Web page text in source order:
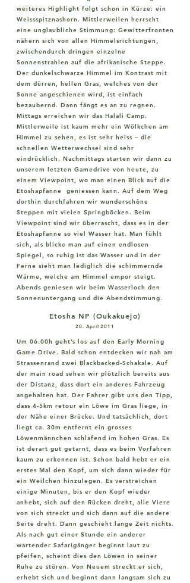
weiteres Highlight folgt schon in Kürze: ein
Weissspitznashorn. Mittlerweilen herrscht
eine unglaubliche Stimmung: Gewitterfronten
nähern sich von allen Himmelsrichtungen,
zwischendurch dringen einzelne
Sonnenstrahlen auf die afrikanische Steppe.
Der dunkelschwarze Himmel im Kontrast mit
dem dürren, hellen Gras, welches von der
Sonne angeschienen wird, ist einfach
bezaubernd. Dann fängt es an zu regnen.
Mittags erreichen wir das Halali Camp.
Mittlerweile ist kaum mehr ein Wölkchen am
Himmel zu sehen, es ist sehr heiss – die
schnellen Wetterwechsel sind sehr
eindrücklich. Nachmittags starten wir dann zu
unserem letzten Gamedrive von heute, zu
einem Viewpoint, wo man einen Blick auf die
Etoshapfanne geniessen kann. Auf dem Weg
dorthin durchfahren wir wunderschöne
Steppen mit vielen Springböcken. Beim
Viewpoint sind wir überrascht, dass es in der
Etoshapfanne so viel Wasser hat. Man fühlt
sich, als blicke man auf einen endlosen
Spiegel, so ruhig ist das Wasser und in der
Ferne sieht man lediglich die schimmernde
Wärme, welche am Himmel empor steigt.
Abends geniesen wir beim Wasserloch den
Sonnenuntergang und die Abendstimmung.
Etosha NP (Oukakuejo)
20. April 2011
Um 06.00h geht’s los auf den Early Morning
Game Drive. Bald schon entdecken wir nah am
Strassenrand zwei Blackbacked-Schakale. Auf
der main road sehen wir plötzlich bereits aus
der Distanz, dass dort ein anderes Fahrzeug
angehalten hat. Der Fahrer gibt uns den Tipp,
dass 4-5km retour ein Löwe im Gras liege, in
der Nähe einer Brücke. Und tatsächlich, dort
liegt ca. 30m entfernt ein grosses
Löwenmännchen schlafend im hohen Gras. Es
ist derart gut getarnt, dass es beim Vorfahren
kaum zu erkennen ist. Schon bald hebt er ein
erstes Mal den Kopf, um sich dann wieder für
ein Weilchen hinzulegen. Es verstreichen
einige Minuten, bis er den Kopf wieder
anhebt, sich auf den Rücken dreht, alle Viere
von sich streckt und sich dann auf die andere
Seite dreht. Dann geschieht lange Zeit nichts.
Als nach gut einer Stunde ein anderer
wartender Safarigänger beginnt laut zu
pfeifen, scheint dies den Löwen in seiner
Ruhe zu stören. Von Neuem streckt er sich,
erhebt sich und beginnt dann langsam sich zu